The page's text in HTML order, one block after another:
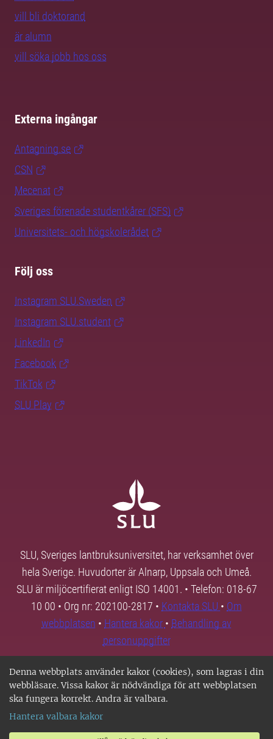
Denna webbplats använder kakor (cookies), som lagras i din
webbläsare. Vissa kakor är nödvändiga för att webbplatsen
ska fungera korrekt. Andra är valbara.
Hantera valbara kakor
vill bli doktorand
är alumn
vill söka jobb hos oss
Externa ingångar
Antagning.se
CSN
Mecenat
Sveriges förenade studentkårer (SFS)
Universitets- och högskolerådet
Följ oss
Instagram SLU.Sweden
Instagram SLU.student
LinkedIn
Facebook
TikTok
SLU Play
SLU, Sveriges lantbruksuniversitet, har verksamhet över
hela Sverige. Huvudorter är Alnarp, Uppsala och Umeå.
SLU är miljöcertifierat enligt ISO 14001. • Telefon: 018-67
10 00 • Org nr: 202100-2817 • Kontakta SLU • Om
webbplatsen • Hantera kakor • Behandling av
personuppgifter